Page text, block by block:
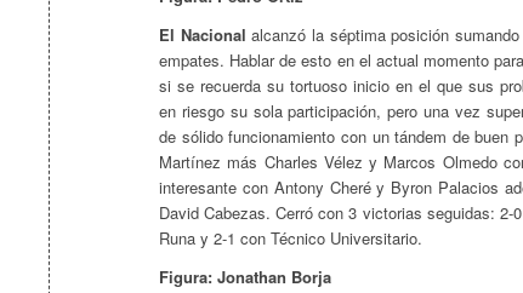
El Nacional alcanzó la séptima posición
empates. Hablar de esto en el actual momento
si se recuerda su tortuoso inicio en el que sus
en riesgo su sola participación, pero una vez
de sólido funcionamiento con un tándem de buen
Martínez más Charles Vélez y Marcos Olmedo
interesante con Antony Cheré y Byron Palacios
David Cabezas. Cerró con 3 victorias seguidas: 2-
Runa y 2-1 con Técnico Universitario.
Figura: Jonathan Borja